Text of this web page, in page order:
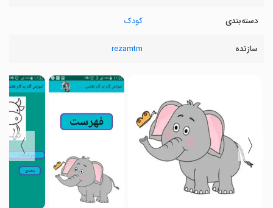
دسته‌بندی کودک
سازنده rezamtm
〈
〉